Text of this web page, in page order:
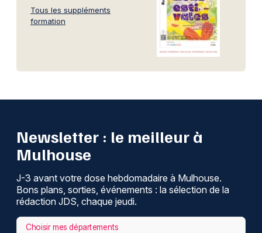
Tous les suppléments
formation
Newsletter : le meilleur à
Mulhouse
J-3 avant votre dose hebdomadaire à Mulhouse.
Bons plans, sorties, événements : la sélection de la
rédaction JDS, chaque jeudi.
Choisir mes départements